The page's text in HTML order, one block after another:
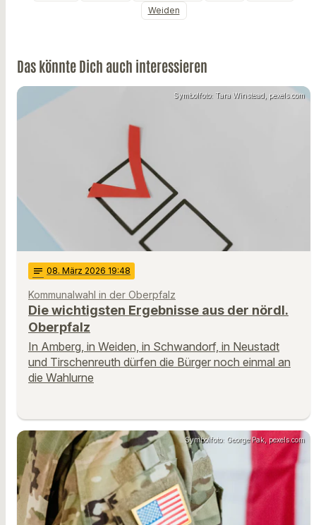
Weiden
Das könnte Dich auch interessieren
Symbolfoto: Tara Winstead, pexels.com
notes 08. März 2026 19:48
Kommunalwahl in der Oberpfalz
Die wichtigsten Ergebnisse aus der nördl.
Oberpfalz
In Amberg, in Weiden, in Schwandorf, in Neustadt
und Tirschenreuth dürfen die Bürger noch einmal an
die Wahlurne
Symbolfoto: George Pak, pexels.com